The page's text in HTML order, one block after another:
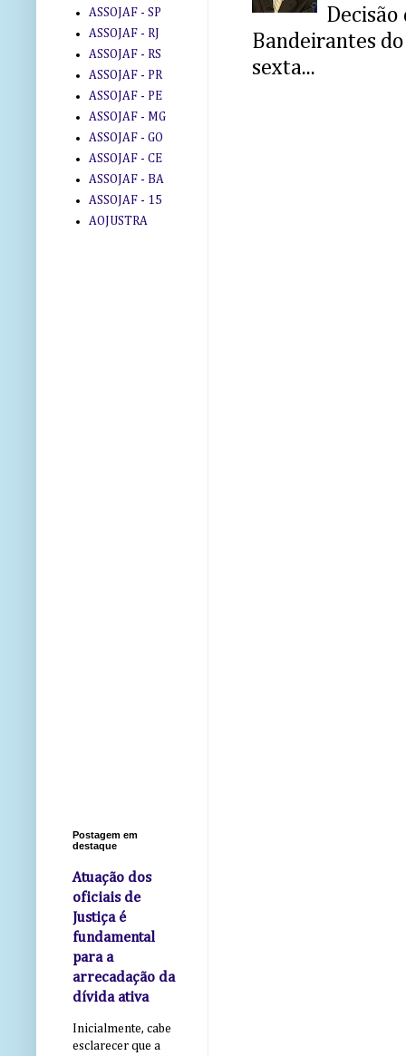
Decisão
Bandeirantes
sexta...
ASSOJAF - SP
ASSOJAF - RJ
ASSOJAF - RS
ASSOJAF - PR
ASSOJAF - PE
ASSOJAF - MG
ASSOJAF - GO
ASSOJAF - CE
ASSOJAF - BA
ASSOJAF - 15
AOJUSTRA
Postagem em
destaque
Atuação dos
oficiais de
Justiça é
fundamental
para a
arrecadação da
dívida ativa
Inicialmente, cabe
esclarecer que a